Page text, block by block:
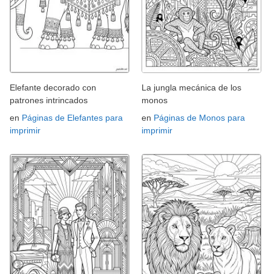
Elefante decorado con
patrones intrincados
en Páginas de Elefantes para
imprimir
La jungla mecánica de los
monos
en Páginas de Monos para
imprimir